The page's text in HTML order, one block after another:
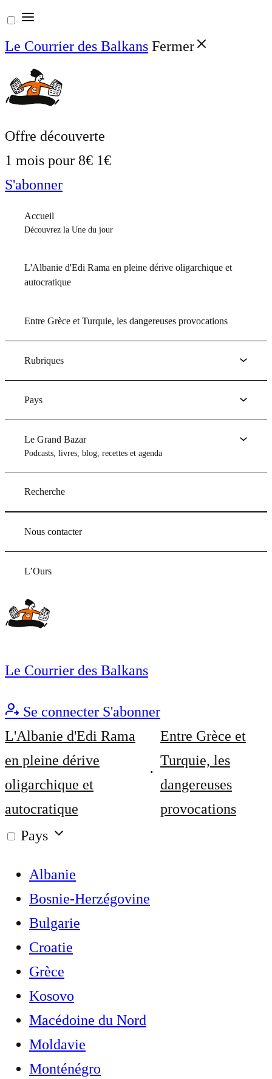
Aller
au
contenu
Le Courrier des Balkans Fermer
Offre découverte
1 mois pour 8€ 1€
S'abonner
Accueil
Découvrez la Une du jour
L'Albanie d'Edi Rama en pleine dérive oligarchique et
autocratique
Entre Grèce et Turquie, les dangereuses provocations
Rubriques
Pays
Le Grand Bazar
Podcasts, livres, blog, recettes et agenda
Recherche
Nous contacter
L’Ours
Le Courrier des Balkans
Se connecter S'abonner
L'Albanie d'Edi Rama
en pleine dérive
oligarchique et
autocratique
Entre Grèce et
Turquie, les
dangereuses
provocations
Pays
Albanie
Bosnie-Herzégovine
Bulgarie
Croatie
Grèce
Kosovo
Macédoine du Nord
Moldavie
Monténégro